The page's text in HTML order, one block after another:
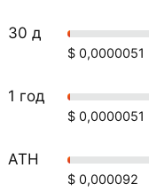
30 д
$ 0,0000051
1 год
$ 0,0000051
ATH
$ 0,000092